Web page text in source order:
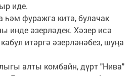
иде.
һәм фуражга китә, булачак
инде әзерләдек. Хәзер исә
итәргә әзерләнәбез, шуңа
алты комбайн, дүрт "Нива"